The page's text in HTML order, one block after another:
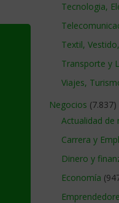
Tecnologia,
Textil,
Transporte y
Viajes,
Negocios (7.837)
Actualidad de
Carrera y
Dinero y
Economía